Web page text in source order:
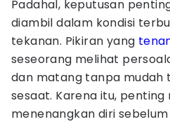
Padahal, keputusan
diambil dalam kondisi
tekanan. Pikiran yang
seseorang melihat
dan matang tanpa mudah
sesaat. Karena itu,
menenangkan diri